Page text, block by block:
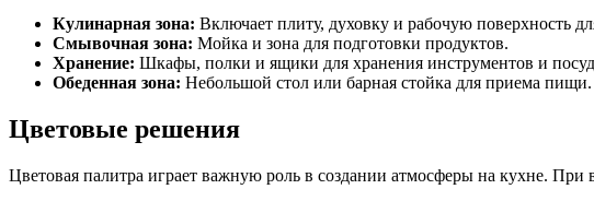
Кулинарная зона: Включает плиту, духовку и рабочую поверхность
Смывочная зона: Мойка и зона для подготовки продуктов.
Хранение: Шкафы, полки и ящики для хранения инструментов и
Обеденная зона: Небольшой стол или барная стойка для приема пищи.
Цветовые решения
Цветовая палитра играет важную роль в создании атмосферы на кухне.